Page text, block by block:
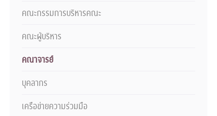
คณะกรรมการบริหารคณะ
คณะผู้บริหาร
คณาจารย์
บุคลากร
เครือข่ายความร่วมมือ